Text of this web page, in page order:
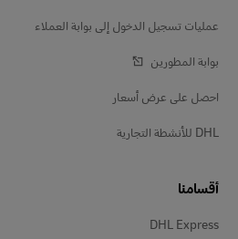
عمليات تسجيل الدخول إلى بوابة العملاء
بوابة المطورين
احصل على عرض أسعار
DHL للأنشطة التجارية
أقسامنا
DHL Express